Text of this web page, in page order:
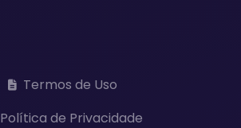
Termos de Uso
Política de Privacidade